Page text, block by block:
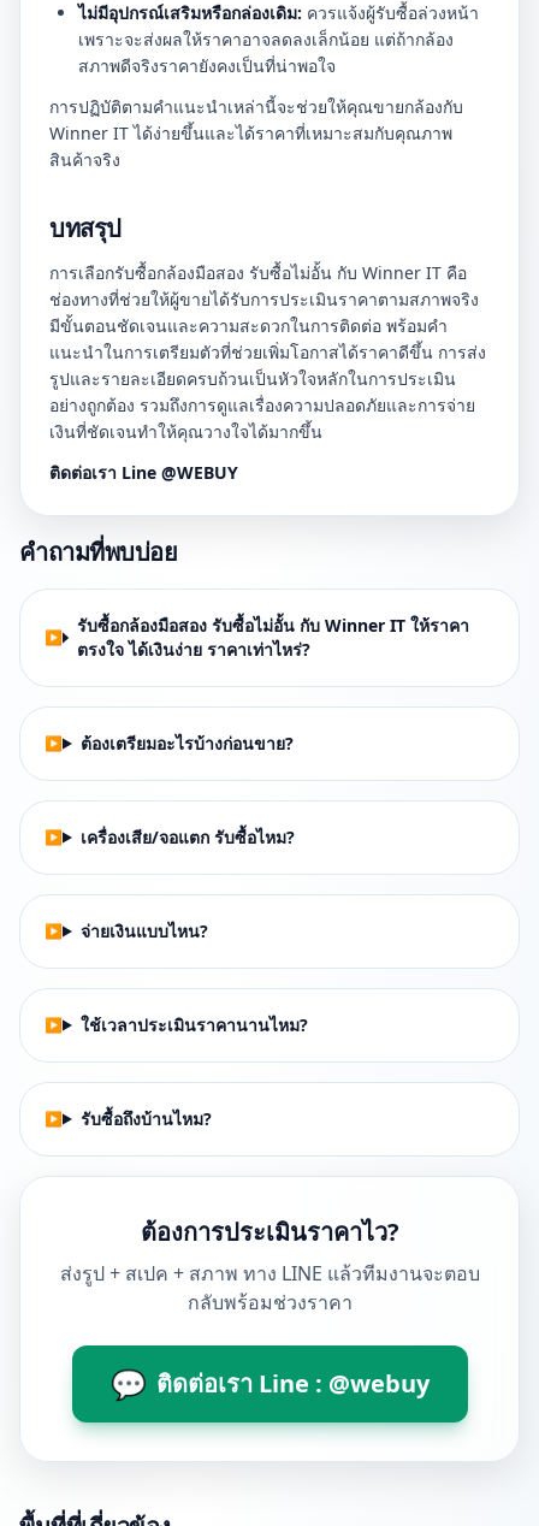
ไม่มีอุปกรณ์เสริมหรือกล่องเดิม: ควรแจ้งผู้รับซื้อล่วงหน้า
เพราะจะส่งผลให้ราคาอาจลดลงเล็กน้อย แต่ถ้ากล้อง
สภาพดีจริงราคายังคงเป็นที่น่าพอใจ
การปฏิบัติตามคำแนะนำเหล่านี้จะช่วยให้คุณขายกล้องกับ
Winner IT ได้ง่ายขึ้นและได้ราคาที่เหมาะสมกับคุณภาพ
สินค้าจริง
บทสรุป
การเลือกรับซื้อกล้องมือสอง รับซื้อไม่อั้น กับ Winner IT คือ
ช่องทางที่ช่วยให้ผู้ขายได้รับการประเมินราคาตามสภาพจริง
มีขั้นตอนชัดเจนและความสะดวกในการติดต่อ พร้อมคำ
แนะนำในการเตรียมตัวที่ช่วยเพิ่มโอกาสได้ราคาดีขึ้น การส่ง
รูปและรายละเอียดครบถ้วนเป็นหัวใจหลักในการประเมิน
อย่างถูกต้อง รวมถึงการดูแลเรื่องความปลอดภัยและการจ่าย
เงินที่ชัดเจนทำให้คุณวางใจได้มากขึ้น
ติดต่อเรา Line @WEBUY
คำถามที่พบบ่อย
รับซื้อกล้องมือสอง รับซื้อไม่อั้น กับ Winner IT ให้ราคา
ตรงใจ ได้เงินง่าย ราคาเท่าไหร่?
ต้องเตรียมอะไรบ้างก่อนขาย?
เครื่องเสีย/จอแตก รับซื้อไหม?
จ่ายเงินแบบไหน?
ใช้เวลาประเมินราคานานไหม?
รับซื้อถึงบ้านไหม?
ต้องการประเมินราคาไว?
ส่งรูป + สเปค + สภาพ ทาง LINE แล้วทีมงานจะตอบ
กลับพร้อมช่วงราคา
💬 ติดต่อเรา Line : @webuy